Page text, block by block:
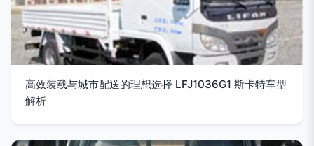
高效装载与城市配送的理想选择 LFJ1036G1 斯卡特车型
解析